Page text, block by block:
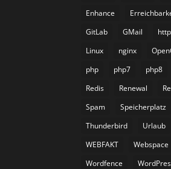
Enhance
GitLab
GMail
Linux
nginx
php
php7 php8
Redis
Renewal
Spam
Speicherplatz
Thunderbird
Urlaub
WEBFAKT
Webspace
Wordfence